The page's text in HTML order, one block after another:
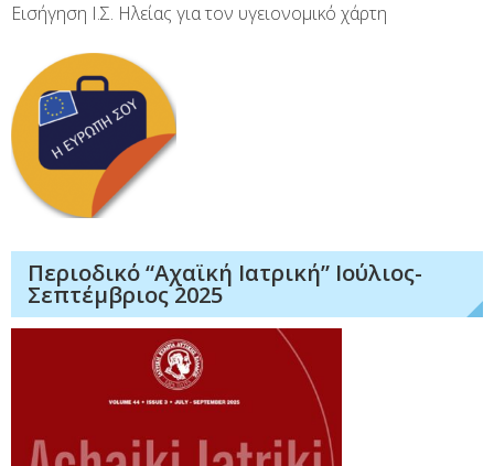
Εισήγηση Ι.Σ. Ηλείας για τον υγειονομικό χάρτη
Περιοδικό “Αχαϊκή Ιατρική” Ιούλιος-
Σεπτέμβριος 2025